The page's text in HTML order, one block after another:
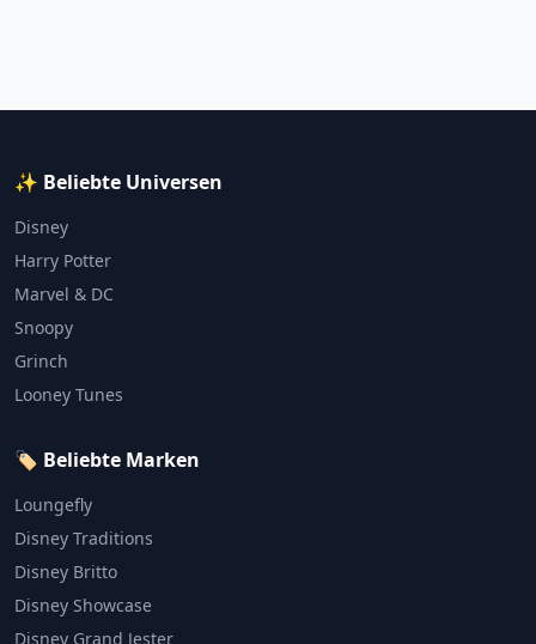
✨ Beliebte Universen
Disney
Harry Potter
Marvel & DC
Snoopy
Grinch
Looney Tunes
🏷️ Beliebte Marken
Loungefly
Disney Traditions
Disney Britto
Disney Showcase
Disney Grand Jester